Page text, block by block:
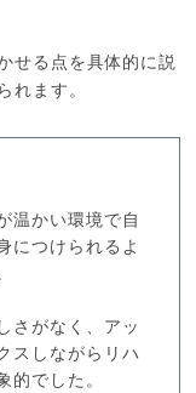
せる点を具体的に説
れます。
温かい環境で自
につけられるよ
さがなく、アッ
スしながらリハ
的でした。